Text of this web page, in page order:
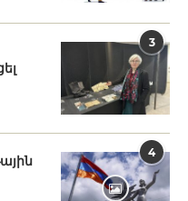
3
4